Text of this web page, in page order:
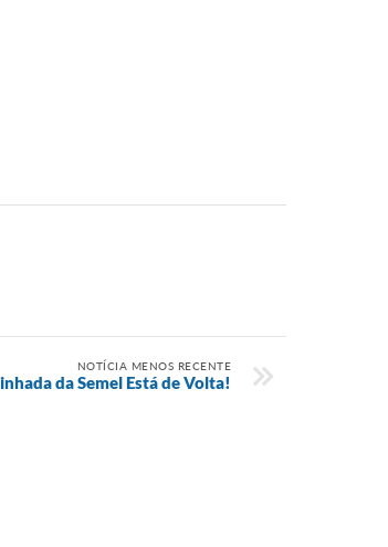
NOTÍCIA MENOS RECENTE
da Semel Está de Volta!